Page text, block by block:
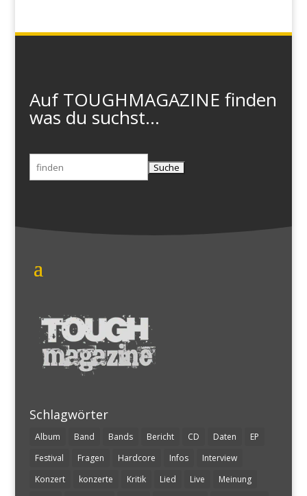
Auf TOUGHMAGAZINE finden
was du suchst...
Suchen
nach:
Schlagwörter
Album Band Bands Bericht CD Daten
EP
Festival
Fragen Hardcore Infos
Interview
Konzert
konzerte Kritik Lied Live
Meinung